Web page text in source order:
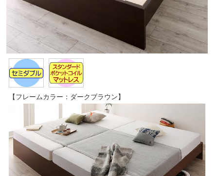
【フレームカラー：ダークブラウン】